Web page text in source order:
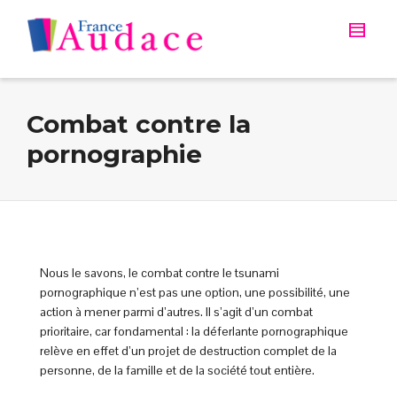
Combat contre la
pornographie
Nous le savons, le combat contre le tsunami
pornographique n’est pas une option, une possibilité, une
action à mener parmi d’autres. Il s’agit d’un combat
prioritaire, car fondamental : la déferlante pornographique
relève en effet d’un projet de destruction complet de la
personne, de la famille et de la société tout entière.